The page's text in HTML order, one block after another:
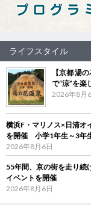
ライフスタイル
【京都 湯
で“涼”を楽
2026年8月
横浜F・マリノス×日清オ
を開催 小学1年生～3年
2026年8月6日
55年間、京の街を走り
イベントを開催
2026年8月6日